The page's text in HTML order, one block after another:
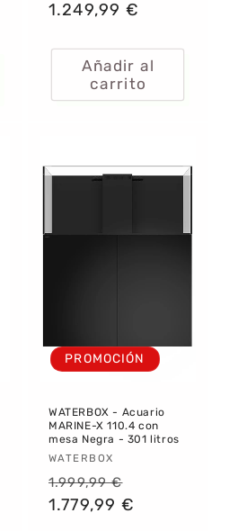
habitual
de
1.249,99 €
Añadir al
carrito
PROMOCIÓN
WATERBOX - Acuario
MARINE-X 110.4 con
mesa Negra - 301 litros
Proveedor:
WATERBOX
Precio
habitual
1.999,99 €
1.779,99 €